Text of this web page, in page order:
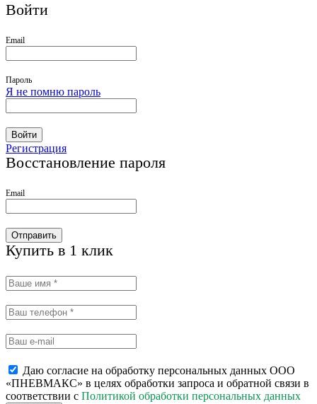
Войти
Email
Пароль
Я не помню пароль
Войти
Регистрация
Восстановление пароля
Email
Отправить
Купить в 1 клик
Даю согласие на обработку персональных данных ООО
«ПНЕВМАКС» в целях обработки запроса и обратной связи в
соответствии с Политикой обработки персональных данных